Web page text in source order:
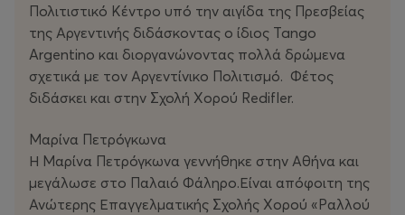
Πολιτιστικό Κέντρο υπό την αιγίδα της Πρεσβείας
της Αργεντινής διδάσκοντας ο ίδιος Tango
Argentino και διοργανώνοντας πολλά δρώμενα
σχετικά με τον Αργεντίνικο Πολιτισμό. Φέτος
διδάσκει και στην Σχολή Χορού Redifler.
Μαρίνα Πετρόγκωνα
Η Μαρίνα Πετρόγκωνα γεννήθηκε στην Αθήνα και
μεγάλωσε στο Παλαιό Φάληρο.Είναι απόφοιτη της
Ανώτερης Επαγγελματικής Σχολής Χορού «Ραλλού